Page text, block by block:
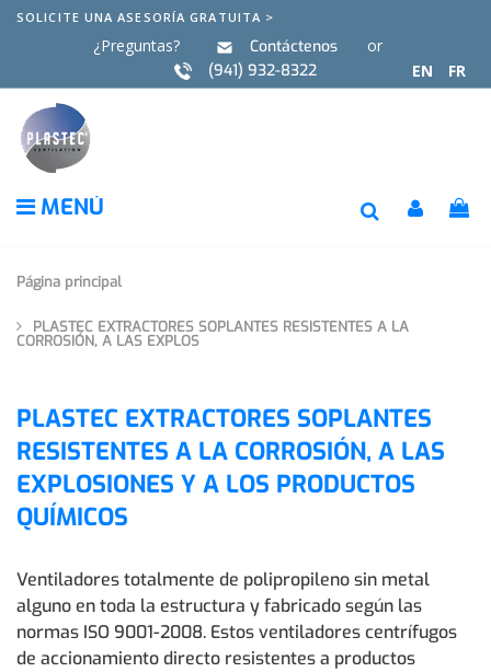
EN FR
SOLICITE UNA ASESORÍA GRATUITA >
¿Preguntas? Contáctenos
or
(941) 932-8322
MENÚ
Página principal
PLASTEC EXTRACTORES SOPLANTES RESISTENTES A LA
CORROSIÓN, A LAS EXPLOS
PLASTEC EXTRACTORES SOPLANTES
RESISTENTES A LA CORROSIÓN, A LAS
EXPLOSIONES Y A LOS PRODUCTOS
QUÍMICOS
Ventiladores totalmente de polipropileno sin metal
alguno en toda la estructura y fabricado según las
normas ISO 9001-2008. Estos ventiladores centrífugos
de accionamiento directo resistentes a productos